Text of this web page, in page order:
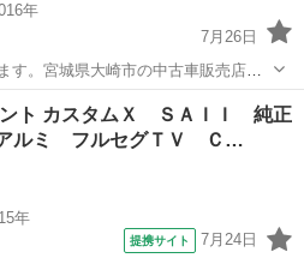
年
7月26日
す。宮城県大崎市の中古車販売店
。 ★ご購入前に必ずコメントにてご
せてご覧ください。ご連絡お待ちし
イハツ...
タント
ント カスタムＸ ＳＡＩＩ 純正
ルミ フルセグＴＶ Ｃ…
年
提携サイト 7月24日